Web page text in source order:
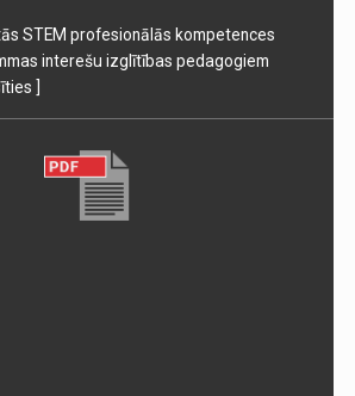
STEM profesionālās kompetences
interešu izglītības pedagogiem
]